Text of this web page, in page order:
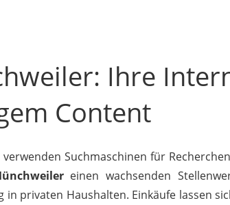
Ihre
Content
Suchmaschinen für
einen wachsenden
privaten Haushalten. Einkäufe lassen